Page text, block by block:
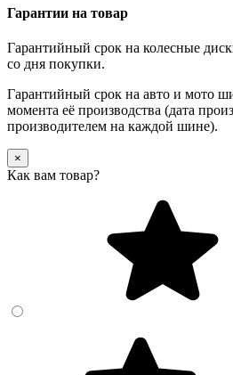
Гарантии на товар
Гарантийный срок на колесные
со дня покупки.
Гарантийный срок на авто и мото
момента её производства (дата
производителем на каждой шине).
×
Как вам товар?